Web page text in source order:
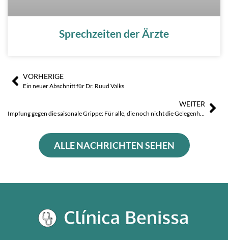
Sprechzeiten der Ärzte
Zurück
VORHERIGE
Ein neuer Abschnitt für Dr. Ruud Valks
WEITER
Impfung gegen die saisonale Grippe: Für alle, die noch nicht die Gelegenheit hatten, sich impfen zu lassen, haben wir die Impffrist in diesem Herbst verlängert!
ALLE NACHRICHTEN SEHEN